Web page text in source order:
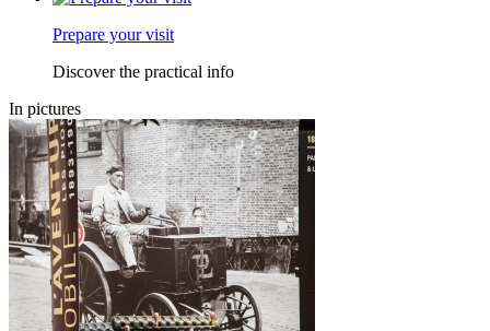
Prepare your visit
Discover the practical info
In pictures